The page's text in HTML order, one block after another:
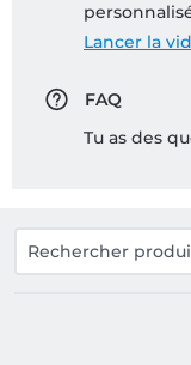
Lancer la
FAQ
Tu as des